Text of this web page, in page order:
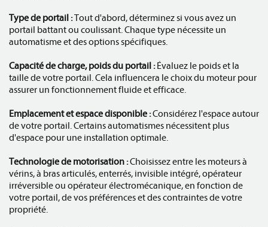
Type de portail :Tout d'abord, déterminez si vous avez un
portail battant ou coulissant. Chaque type nécessite un
automatisme et des options spécifiques.
Capacité de charge, poids du portail :Évaluez le poids et la
taille de votre portail. Cela influencera le choix du moteur pour
assurer un fonctionnement fluide et efficace.
Emplacement et espace disponible :Considérez l'espace autour
de votre portail. Certains automatismes nécessitent plus
d'espace pour une installation optimale.
Technologie de motorisation :Choisissez entre les moteurs à
vérins, à bras articulés, enterrés, invisible intégré, opérateur
irréversible ou opérateur électromécanique, en fonction de
votre portail, de vos préférences et des contraintes de votre
propriété.